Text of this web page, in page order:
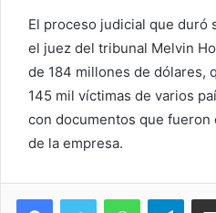
El proceso judicial que duró
el juez del tribunal Melvin
de 184 millones de dólares,
145 mil víctimas de varios
con documentos que
de la empresa.
WhatsApp